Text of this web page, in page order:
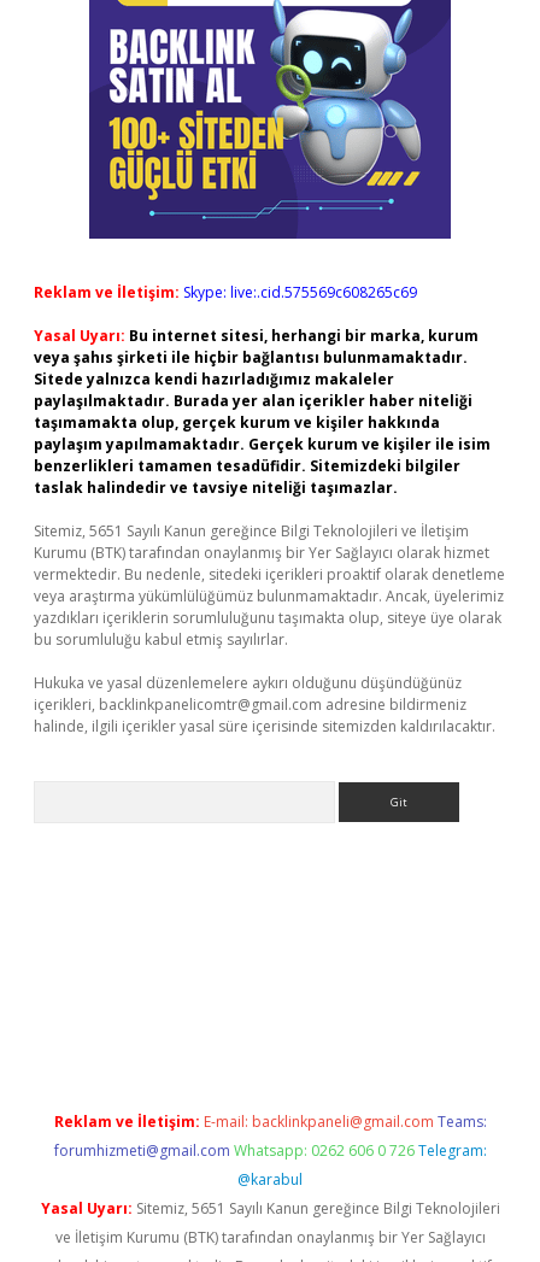
Reklam ve İletişim: Skype: live:.cid.575569c608265c69
Yasal Uyarı: Bu internet sitesi, herhangi bir marka, kurum
veya şahıs şirketi ile hiçbir bağlantısı bulunmamaktadır.
Sitede yalnızca kendi hazırladığımız makaleler
paylaşılmaktadır. Burada yer alan içerikler haber niteliği
taşımamakta olup, gerçek kurum ve kişiler hakkında
paylaşım yapılmamaktadır. Gerçek kurum ve kişiler ile isim
benzerlikleri tamamen tesadüfidir. Sitemizdeki bilgiler
taslak halindedir ve tavsiye niteliği taşımazlar.
Sitemiz, 5651 Sayılı Kanun gereğince Bilgi Teknolojileri ve İletişim
Kurumu (BTK) tarafından onaylanmış bir Yer Sağlayıcı olarak hizmet
vermektedir. Bu nedenle, sitedeki içerikleri proaktif olarak denetleme
veya araştırma yükümlülüğümüz bulunmamaktadır. Ancak, üyelerimiz
yazdıkları içeriklerin sorumluluğunu taşımakta olup, siteye üye olarak
bu sorumluluğu kabul etmiş sayılırlar.
Hukuka ve yasal düzenlemelere aykırı olduğunu düşündüğünüz
içerikleri, backlinkpanelicomtr@gmail.com adresine bildirmeniz
halinde, ilgili içerikler yasal süre içerisinde sitemizden kaldırılacaktır.
Reklam ve İletişim: E-mail: backlinkpaneli@gmail.com Teams:
forumhizmeti@gmail.com Whatsapp: 0262 606 0 726 Telegram:
@karabul
Yasal Uyarı: Sitemiz, 5651 Sayılı Kanun gereğince Bilgi Teknolojileri
ve İletişim Kurumu (BTK) tarafından onaylanmış bir Yer Sağlayıcı